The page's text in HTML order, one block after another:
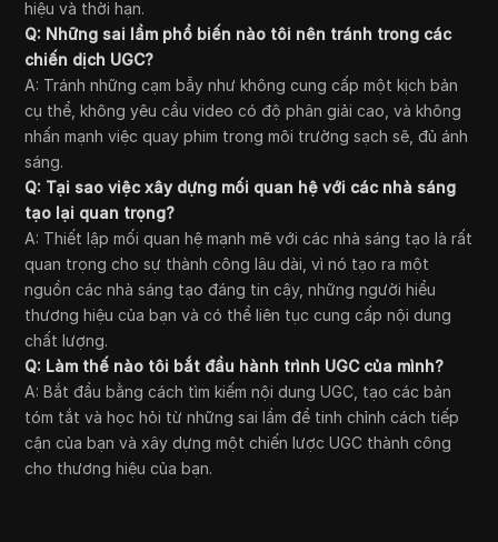
hiệu và thời hạn.
Q: Những sai lầm phổ biến nào tôi nên tránh trong các
chiến dịch UGC?
A: Tránh những cạm bẫy như không cung cấp một kịch bản
cụ thể, không yêu cầu video có độ phân giải cao, và không
nhấn mạnh việc quay phim trong môi trường sạch sẽ, đủ ánh
sáng.
Q: Tại sao việc xây dựng mối quan hệ với các nhà sáng
tạo lại quan trọng?
A: Thiết lập mối quan hệ mạnh mẽ với các nhà sáng tạo là rất
quan trọng cho sự thành công lâu dài, vì nó tạo ra một
nguồn các nhà sáng tạo đáng tin cậy, những người hiểu
thương hiệu của bạn và có thể liên tục cung cấp nội dung
chất lượng.
Q: Làm thế nào tôi bắt đầu hành trình UGC của mình?
A: Bắt đầu bằng cách tìm kiếm nội dung UGC, tạo các bản
tóm tắt và học hỏi từ những sai lầm để tinh chỉnh cách tiếp
cận của bạn và xây dựng một chiến lược UGC thành công
cho thương hiệu của bạn.